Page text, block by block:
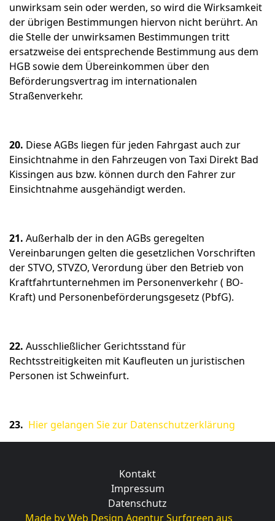
unwirksam sein oder werden, so wird die Wirksamkeit
der übrigen Bestimmungen hiervon nicht berührt. An
die Stelle der unwirksamen Bestimmungen tritt
ersatzweise dei entsprechende Bestimmung aus dem
HGB sowie dem Übereinkommen über den
Beförderungsvertrag im internationalen
Straßenverkehr.
20. Diese AGBs liegen für jeden Fahrgast auch zur
Einsichtnahme in den Fahrzeugen von Taxi Direkt Bad
Kissingen aus bzw. können durch den Fahrer zur
Einsichtnahme ausgehändigt werden.
21. Außerhalb der in den AGBs geregelten
Vereinbarungen gelten die gesetzlichen Vorschriften
der STVO, STVZO, Verordung über den Betrieb von
Kraftfahrtunternehmen im Personenverkehr ( BO-
Kraft) und Personenbeförderungsgesetz (PbfG).
22. Ausschließlicher Gerichtsstand für
Rechtsstreitigkeiten mit Kaufleuten un juristischen
Personen ist Schweinfurt.
23. Hier gelangen Sie zur Datenschutzerklärung
Kontakt
Impressum
Datenschutz
Made by Web Design Agentur Surfgreen aus